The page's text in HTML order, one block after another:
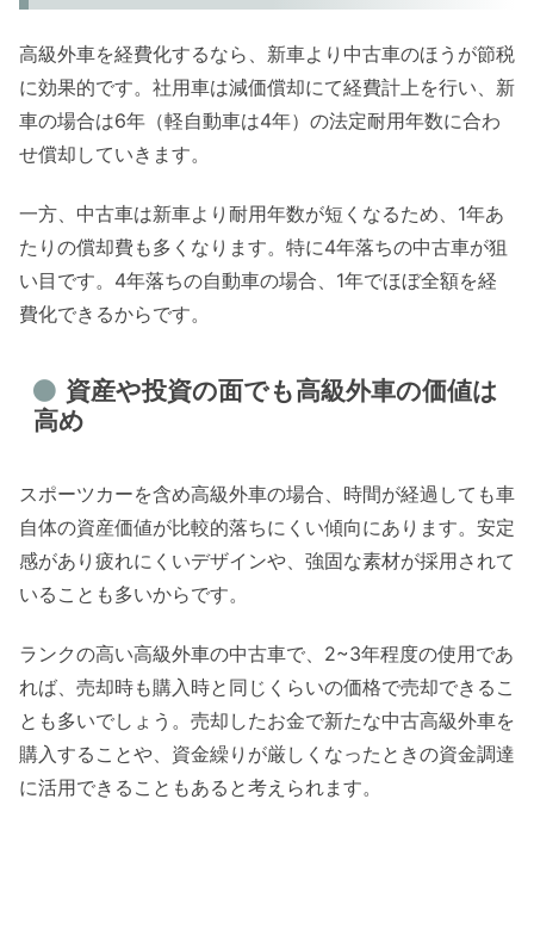
高級外車を経費化するなら、新車より中古車のほうが節税
に効果的です。社用車は減価償却にて経費計上を行い、新
車の場合は6年（軽自動車は4年）の法定耐用年数に合わ
せ償却していきます。
一方、中古車は新車より耐用年数が短くなるため、1年あ
たりの償却費も多くなります。特に4年落ちの中古車が狙
い目です。4年落ちの自動車の場合、1年でほぼ全額を経
費化できるからです。
資産や投資の面でも高級外車の価値は
高め
スポーツカーを含め高級外車の場合、時間が経過しても車
自体の資産価値が比較的落ちにくい傾向にあります。安定
感があり疲れにくいデザインや、強固な素材が採用されて
いることも多いからです。
ランクの高い高級外車の中古車で、2~3年程度の使用であ
れば、売却時も購入時と同じくらいの価格で売却できるこ
とも多いでしょう。売却したお金で新たな中古高級外車を
購入することや、資金繰りが厳しくなったときの資金調達
に活用できることもあると考えられます。